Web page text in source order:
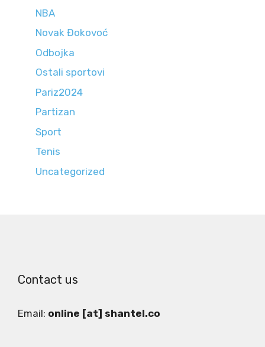
NBA
Novak Đokovoć
Odbojka
Ostali sportovi
Pariz2024
Partizan
Sport
Tenis
Uncategorized
Contact us
Email: online [at] shantel.co